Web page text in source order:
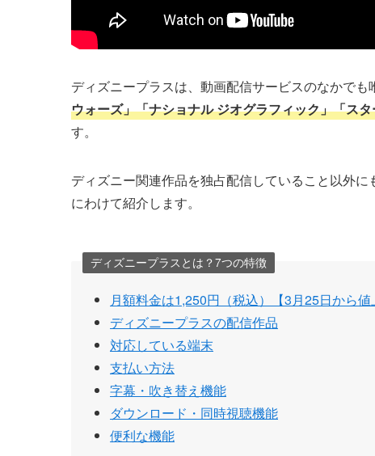
ディズニープラスは、動画配信サービスのなかでも
ウォーズ」「ナショナル ジオグラフィック」「ス
す。
ディズニー関連作品を独占配信していること以外
にわけて紹介します。
ディズニープラスとは？7つの特徴
月額料金は1,250円（税込）【3月25日から値
ディズニープラスの配信作品
対応している端末
支払い方法
字幕・吹き替え機能
ダウンロード・同時視聴機能
便利な機能